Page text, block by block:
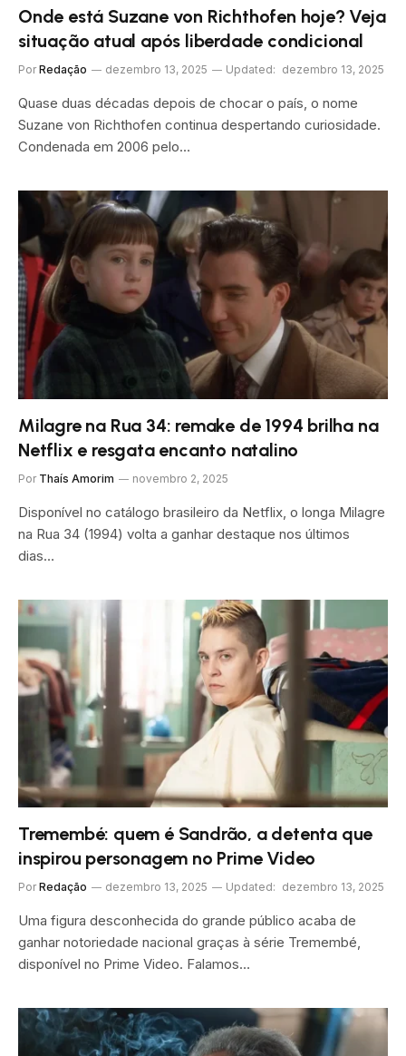
Onde está Suzane von Richthofen hoje? Veja
situação atual após liberdade condicional
Por Redação dezembro 13, 2025 Updated: dezembro 13, 2025
Quase duas décadas depois de chocar o país, o nome
Suzane von Richthofen continua despertando curiosidade.
Condenada em 2006 pelo…
Milagre na Rua 34: remake de 1994 brilha na
Netflix e resgata encanto natalino
Por Thaís Amorim novembro 2, 2025
Disponível no catálogo brasileiro da Netflix, o longa Milagre
na Rua 34 (1994) volta a ganhar destaque nos últimos
dias…
Tremembé: quem é Sandrão, a detenta que
inspirou personagem no Prime Video
Por Redação dezembro 13, 2025 Updated: dezembro 13, 2025
Uma figura desconhecida do grande público acaba de
ganhar notoriedade nacional graças à série Tremembé,
disponível no Prime Video. Falamos…